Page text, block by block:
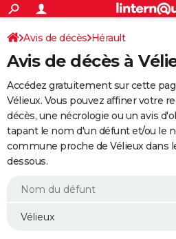
ACTUALITÉS
Politique
Société
Faits Divers
Education
Monde
Villes
+
SPORT
Coupe du monde 2026
Football
Tennis
Cyclisme
Rugby
Forum
Programme TV
TNT
Streaming
Cinéma
Sorties cinéma
Musique
+
FINANCE
Retraite
Epargne
Immobilier
Risques naturels par ville
Assurance
AUTO
Essais
Réserver un essai
Citadines
Berlines
SUV
Forum auto
+
HIGH-TECH
BRICOLAGE
WEEK-END
Avis de décès Hérault
Avis de décès à
Accédez gratuitement sur cette
Vélieux. Vous pouvez affiner votre
décès, une nécrologie ou un avis
tapant le nom d'un défunt et/ou le
commune proche de Vélieux dans
dessous.